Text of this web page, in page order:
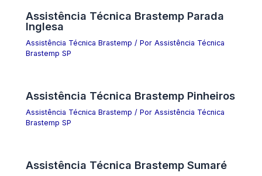
Assistência Técnica Brastemp Parada
Inglesa
Assistência Técnica Brastemp / PorAssistência Técnica
Brastemp SP
Assistência Técnica Brastemp Pinheiros
Assistência Técnica Brastemp / PorAssistência Técnica
Brastemp SP
Assistência Técnica Brastemp Sumaré